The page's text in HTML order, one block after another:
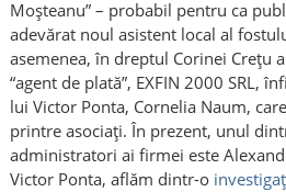
Moșteanu” – probabil pentru ca
adevărat noul asistent local al
asemenea, în dreptul Corinei Crețu
“agent de plată”, EXFIN 2000 SRL,
lui Victor Ponta, Cornelia Naum,
printre asociați. În prezent, unul
administratori ai firmei este
Victor Ponta, aflăm dintr-o